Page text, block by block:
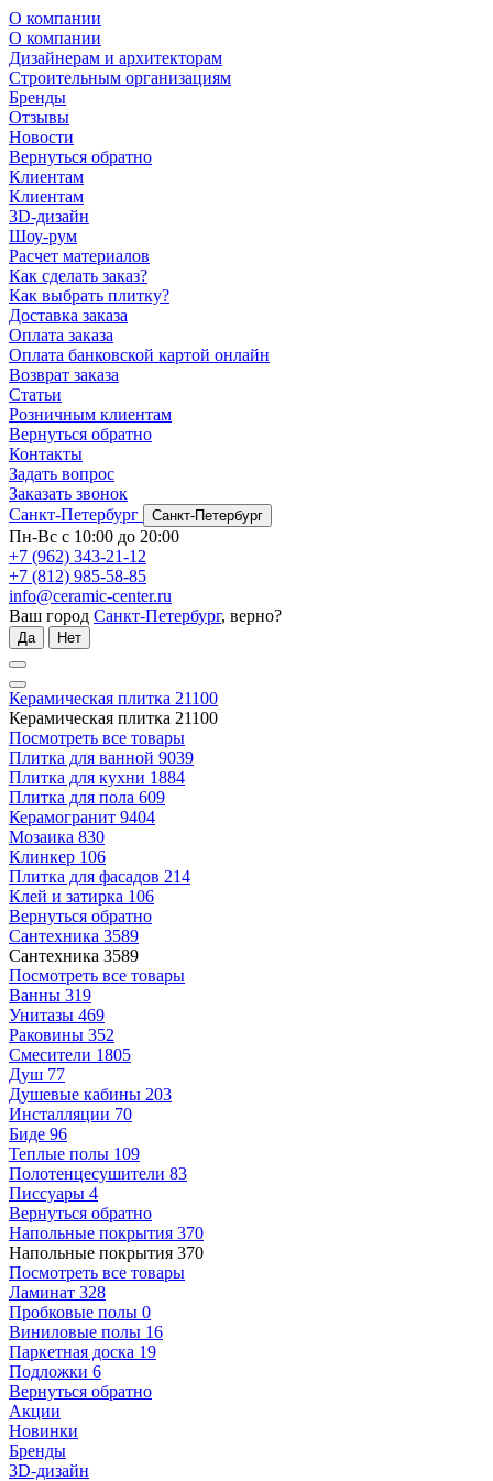
О компании
О компании
Дизайнерам и архитекторам
Строительным организациям
Бренды
Отзывы
Новости
Вернуться обратно
Клиентам
Клиентам
3D-дизайн
Шоу-рум
Расчет материалов
Как сделать заказ?
Как выбрать плитку?
Доставка заказа
Оплата заказа
Оплата банковской картой онлайн
Возврат заказа
Статьи
Розничным клиентам
Вернуться обратно
Контакты
Задать вопрос
Заказать звонок
Санкт-Петербург
Санкт-Петербург
Пн-Вс с 10:00 до 20:00
+7 (962) 343-21-12
+7 (812) 985-58-85
info@ceramic-center.ru
Ваш город Санкт-Петербург, верно?
Да Нет
Керамическая плитка 21100
Керамическая плитка 21100
Посмотреть все товары
Плитка для ванной 9039
Плитка для кухни 1884
Плитка для пола 609
Керамогранит 9404
Мозаика 830
Клинкер 106
Плитка для фасадов 214
Клей и затирка 106
Вернуться обратно
Сантехника 3589
Сантехника 3589
Посмотреть все товары
Ванны 319
Унитазы 469
Раковины 352
Смесители 1805
Душ 77
Душевые кабины 203
Инсталляции 70
Биде 96
Теплые полы 109
Полотенцесушители 83
Писсуары 4
Вернуться обратно
Напольные покрытия 370
Напольные покрытия 370
Посмотреть все товары
Ламинат 328
Пробковые полы 0
Виниловые полы 16
Паркетная доска 19
Подложки 6
Вернуться обратно
Акции
Новинки
Бренды
3D-дизайн